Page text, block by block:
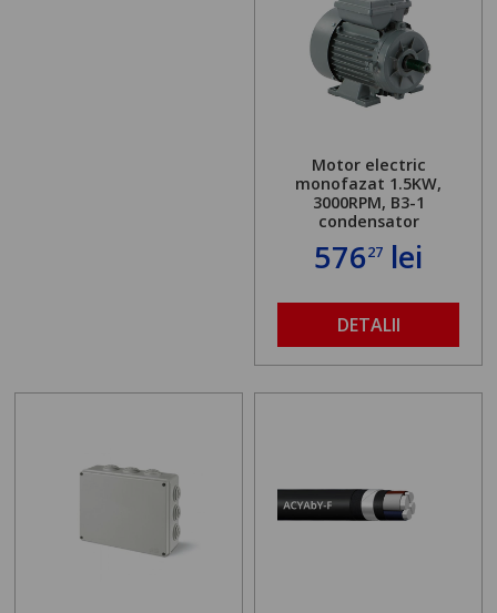
Motor electric
monofazat 1.5KW,
3000RPM, B3-1
condensator
57627 lei
DETALII